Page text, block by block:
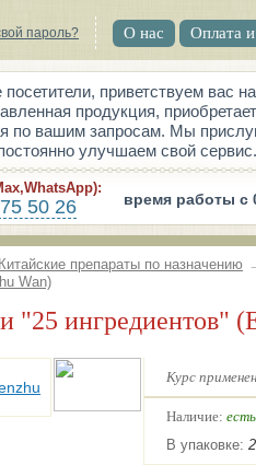
пароль? О нас Оплата и
приветствуем вас
продукция,
по вашим запросам. Мы
улучшаем свой сервис.
50 26 время работы с
Китайские препараты по назначению
Wan)
"25 ингредиентов"
Курс
Наличие:
В упаковке: